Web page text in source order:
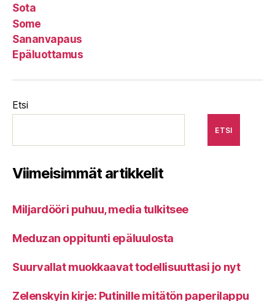
Sota
Some
Sananvapaus
Epäluottamus
Etsi
ETSI
Viimeisimmät artikkelit
Miljardööri puhuu, media tulkitsee
Meduzan oppitunti epäluulosta
Suurvallat muokkaavat todellisuuttasi jo nyt
Zelenskyin kirje: Putinille mitätön paperilappu